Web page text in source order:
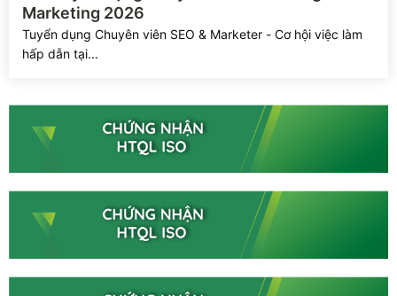
Marketing 2026
Tuyển dụng Chuyên viên SEO & Marketer - Cơ hội việc làm
hấp dẫn tại...